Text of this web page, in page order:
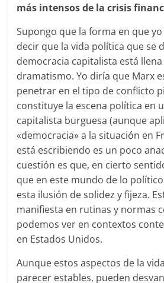
más intensos de la crisis
Supongo que la forma en que
decir que la vida política que se
democracia capitalista está
dramatismo. Yo diría que Marx
penetrar en el tipo de conflicto
constituye la escena política en
capitalista burguesa (aunque
«democracia» a la situación en
está escribiendo es un poco
cuestión es que, en cierto
que en este mundo de lo
esta ilusión de solidez y fijeza.
manifiesta en rutinas y normas
podemos ver en contextos
en Estados Unidos.
Aunque estos aspectos de la
parecer estables, pueden